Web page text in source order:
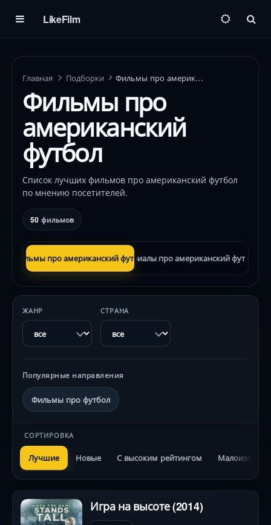
LikeFilm
Главная Подборки Фильмы про американский футбол
Фильмы про
американский
футбол
Список лучших фильмов про американский футбол
по мнению посетителей.
50 фильмов
Фильмы про американский футболСериалы про американский футбол
ЖАНР СТРАНА
Популярные направления
Фильмы про футбол
СОРТИРОВКА
Лучшие Новые С высоким рейтингом
Игра на высоте (2014)